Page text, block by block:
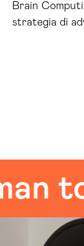
Brain
strategia di